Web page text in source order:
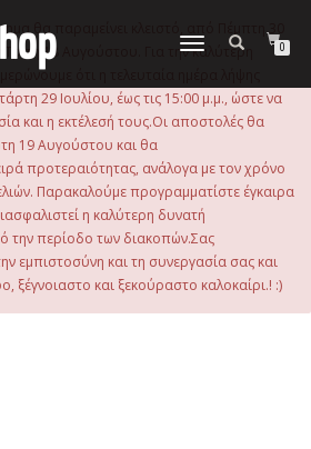
Εναλλαγή
0
θα παραμείνει κλειστό, από Πέμπτη 30
Τρίτη 18 Αυγούστου. Για την καλύτερη
ότι η τελευταία ημέρα λήψης
29 Ιουλίου, έως τις 15:00 μ.μ., ώστε να
και η εκτέλεσή τους.Οι αποστολές θα
19 Αυγούστου και θα
προτεραιότητας, ανάλογα με τον χρόνο
Παρακαλούμε προγραμματίστε έγκαιρα
η καλύτερη δυνατή
την περίοδο των διακοπών.Σας
εμπιστοσύνη και τη συνεργασία σας και
ξέγνοιαστο και ξεκούραστο καλοκαίρι.! :)